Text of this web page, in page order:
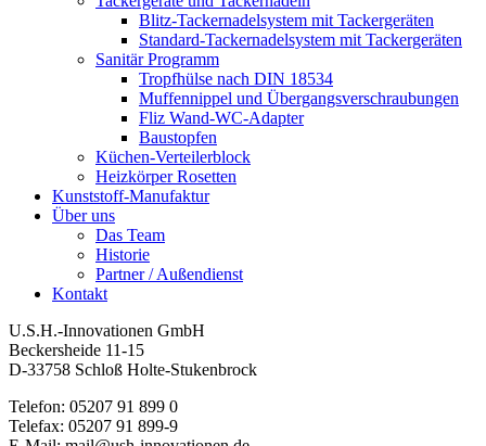
Blitz-Tackernadelsystem mit Tackergeräten
Standard-Tackernadelsystem mit Tackergeräten
Sanitär Programm
Tropfhülse nach DIN 18534
Muffennippel und Übergangsverschraubungen
Fliz Wand-WC-Adapter
Baustopfen
Küchen-Verteilerblock
Heizkörper Rosetten
Kunststoff-Manufaktur
Über uns
Das Team
Historie
Partner / Außendienst
Kontakt
U.S.H.-Innovationen GmbH
Beckersheide 11-15
D-33758 Schloß Holte-Stukenbrock
Telefon: 05207 91 899 0
Telefax: 05207 91 899-9